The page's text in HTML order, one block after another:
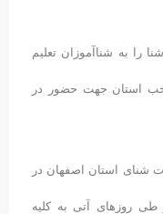
را به شناآموزان تعلیم
استان جهت حضور در
شنای استان اصفهان در
روزهای آتی به کلیه